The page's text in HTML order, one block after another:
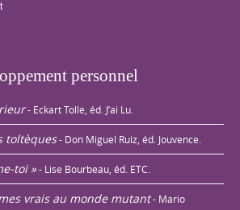
personnel
- Eckart Tolle, éd. J’ai Lu.
toltèques- Don Miguel Ruiz, éd. Jouvence.
toi »- Lise Bourbeau, éd. ETC.
vrais au monde mutant- Mario